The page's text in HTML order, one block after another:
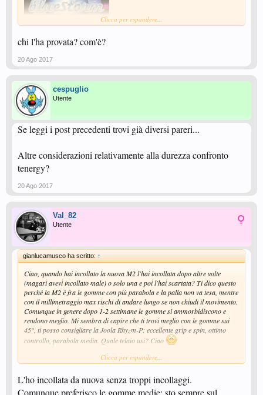
Clicca per espandere...
chi l'ha provata? com'è?
20 Ago 2017
cespuglio
Utente
Se leggi i post precedenti trovi già diversi pareri...
Altre considerazioni relativamente alla durezza confronto
tenergy?
20 Ago 2017
Val_82
Utente
gianlucamusco ha scritto: ↑
Ciao, quando hai incollato la nuova M2 l'hai incollata dopo altre volte
(magari avevi incollato male) o solo una e poi l'hai scartata? Ti dico questo
perchè la M2 è fra le gomme con più parabola e la palla non va tesa, mentre
con il millimetraggio max rischi di andare lungo se non chiudi il movimento.
Comunque in genere dopo 1-2 settimane le gomme si ammorbidiscono e
rendono meglio. Mi sembra di capire che ti trovi meglio con le gomme sui
45°, ti posso consigliare la Joola Rhyzm-P: eccellente grip e spin, ottimo
controllo, parabola media. Quale telaio usi? Ciao
p.s: la Z1 è più performante della Z2, e non hai problemi nel block anche se
Clicca per espandere...
L'ho incollata da nuova senza troppi incollaggi.
Comunque preferisco le gomme medie: sto sempre sul